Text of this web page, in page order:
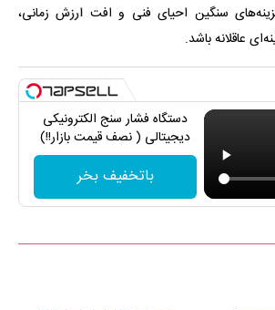
سنگین احیای فنی و افت ارزش زمانی،
عاقلانه باشد.
دستگاه فشار سنج الکترونیکی
دیجیتالی ( نصف قیمت بازار!!)
باتخفیف بخر